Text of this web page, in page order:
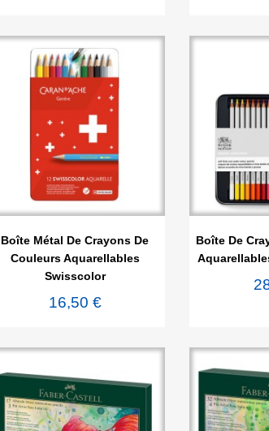
 Aperçu rapide
Boîte Métal De Crayons De
Couleurs Aquarellables
Swisscolor
16,50 €

Boîte De